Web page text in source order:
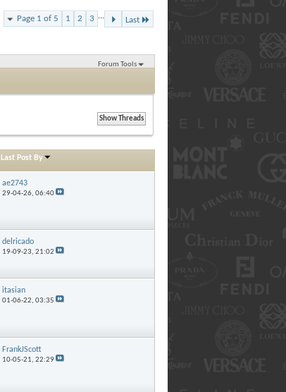
Page 1 of 5 1 2 3 ... Last
Forum Tools
Last Post By
ae2743
29-04-26, 06:40
delricado
19-09-23, 21:02
itasian
01-06-22, 03:35
FrankJScott
10-05-21, 22:29